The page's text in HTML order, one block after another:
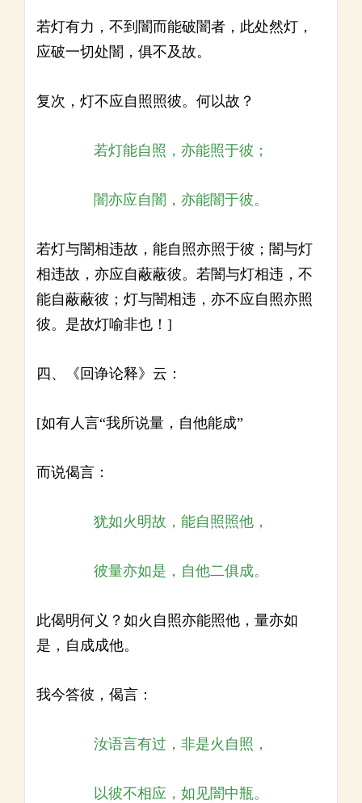
若灯有力，不到闇而能破闇者，此处然灯，
应破一切处闇，俱不及故。
复次，灯不应自照照彼。何以故？
若灯能自照，亦能照于彼；
闇亦应自闇，亦能闇于彼。
若灯与闇相违故，能自照亦照于彼；闇与灯
相违故，亦应自蔽蔽彼。若闇与灯相违，不
能自蔽蔽彼；灯与闇相违，亦不应自照亦照
彼。是故灯喻非也！]
四、《回诤论释》云：
[如有人言“我所说量，自他能成”
而说偈言：
犹如火明故，能自照照他，
彼量亦如是，自他二俱成。
此偈明何义？如火自照亦能照他，量亦如
是，自成成他。
我今答彼，偈言：
汝语言有过，非是火自照，
以彼不相应，如见闇中瓶。